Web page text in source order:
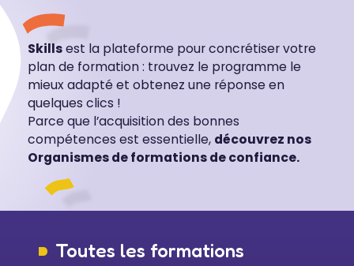
Skillsest la plateforme pour concrétiser votre
plan de formation : trouvez le programme le
mieux adapté et obtenez une réponse en
quelques clics !
Parce que l’acquisition des bonnes
compétences est essentielle, découvrez nos
Organismes de formations de confiance.
Toutes les formations